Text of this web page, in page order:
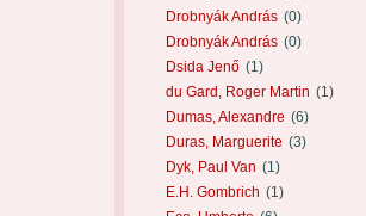
Drobnyák András (0)
Drobnyák András (0)
Dsida Jenő (1)
du Gard, Roger Martin (1)
Dumas, Alexandre (6)
Duras, Marguerite (3)
Dyk, Paul Van (1)
E.H. Gombrich (1)